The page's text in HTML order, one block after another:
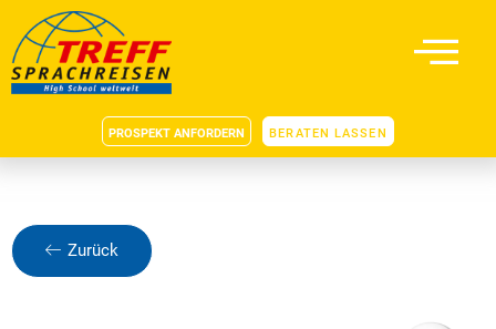
PROSPEKT ANFORDERN BERATEN LASSEN
Zurück